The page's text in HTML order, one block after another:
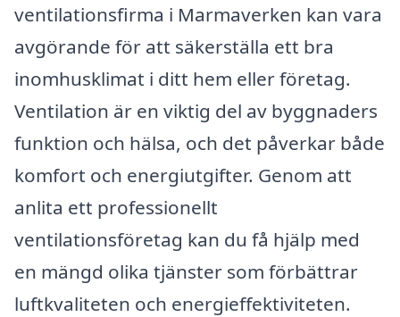
ventilationsfirma i Marmaverken kan vara
avgörande för att säkerställa ett bra
inomhusklimat i ditt hem eller företag.
Ventilation är en viktig del av byggnaders
funktion och hälsa, och det påverkar både
komfort och energiutgifter. Genom att
anlita ett professionellt
ventilationsföretag kan du få hjälp med
en mängd olika tjänster som förbättrar
luftkvaliteten och energieffektiviteten.